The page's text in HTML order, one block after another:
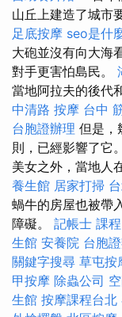
山丘上建造了城市
足底按摩 seo是什
大砲並沒有向大海
對手更害怕島民。
當地阿拉夫的後代
中清路 按摩 台中
台胞證辦理 但是，
則，已經影響了它
美女之外，當地人
養生館 居家打掃
蝸牛的房屋也被帶
障礙。 記帳士 課程
生館 安養院 台胞
關鍵字搜尋 草屯按
甲按摩 除蟲公司
生館 按摩課程台北